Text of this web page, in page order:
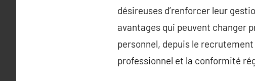
désireuses d’renforcer leur
avantages qui peuvent changer
personnel, depuis le
professionnel et la conformité